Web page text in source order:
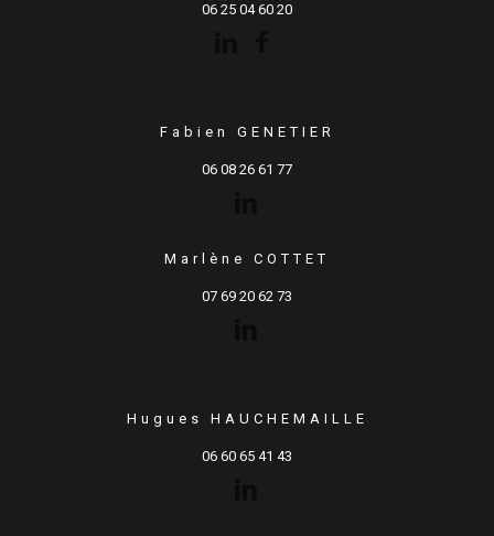
06 25 04 60 20
Fabien GENETIER
06 08 26 61 77
Marlène COTTET
07 69 20 62 73
Hugues HAUCHEMAILLE
06 60 65 41 43